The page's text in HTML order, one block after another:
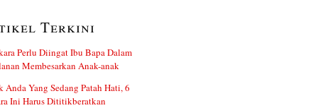
Terkini
Perlu Diingat Ibu Bapa Dalam
Membesarkan Anak-anak
Anda Yang Sedang Patah Hati, 6
Ini Harus Dititikberatkan